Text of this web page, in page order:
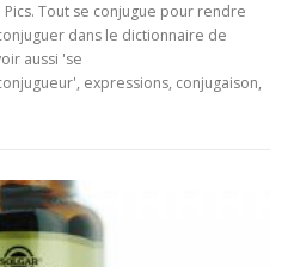
Tout se conjugue pour rendre
dans le dictionnaire de
aussi 'se
expressions, conjugaison,